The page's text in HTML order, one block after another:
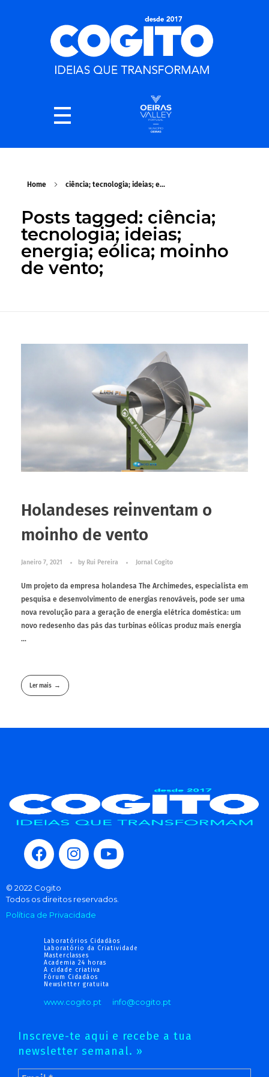
Home ciência; tecnologia; ideias; e...
Posts tagged: ciência;
tecnologia; ideias;
energia; eólica; moinho
de vento;
Holandeses reinventam o
moinho de vento
Janeiro 7, 2021 by Rui Pereira Jornal Cogito
Um projeto da empresa holandesa The Archimedes, especialista em
pesquisa e desenvolvimento de energias renováveis, pode ser uma
nova revolução para a geração de energia elétrica doméstica: um
novo redesenho das pás das turbinas eólicas produz mais energia
...
Ler mais
© 2022 Cogito
Todos os direitos reservados.
Política de Privacidade
Laboratórios Cidadãos
Laboratório da Criatividade
Masterclasses
Academia 24 horas
A cidade criativa
Fórum Cidadãos
Newsletter gratuita
www.cogito.pt info@cogito.pt
Inscreve-te aqui e recebe a tua
newsletter semanal. »